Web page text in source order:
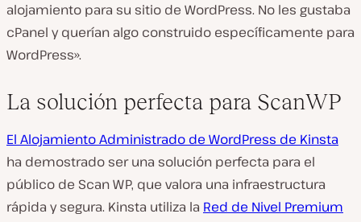
alojamiento para su sitio de WordPress. No les gustaba
cPanel y querían algo construido específicamente para
WordPress».
La solución perfecta para ScanWP
El Alojamiento Administrado de WordPress de Kinsta
ha demostrado ser una solución perfecta para el
público de Scan WP, que valora una infraestructura
rápida y segura. Kinsta utiliza la Red de Nivel Premium